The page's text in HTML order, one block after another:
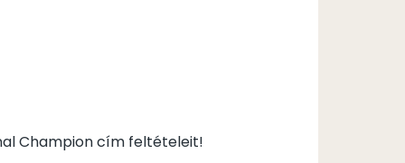
Champion cím feltételeit!